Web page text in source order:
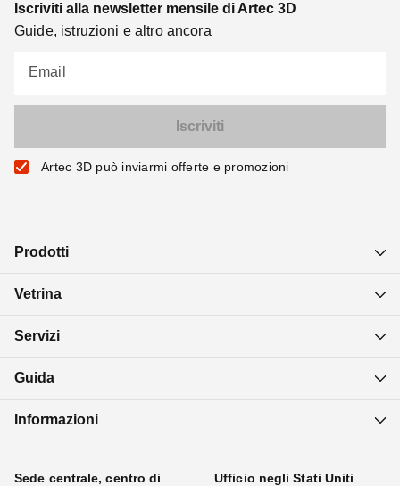
Iscriviti alla newsletter mensile di Artec 3D
Guide, istruzioni e altro ancora
Email
Artec 3D può inviarmi offerte e promozioni
Prodotti
Vetrina
Servizi
Guida
Informazioni
Sede centrale, centro di
Ufficio negli Stati Uniti